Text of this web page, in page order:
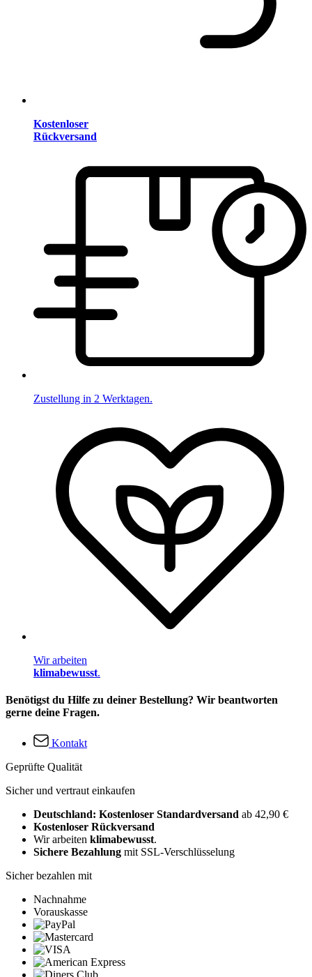
Kostenloser
Rückversand
Zustellung in 2 Werktagen.
Wir arbeiten
klimabewusst.
Benötigst du Hilfe zu deiner Bestellung? Wir beantworten
gerne deine Fragen.
Kontakt
Geprüfte Qualität
Sicher und vertraut einkaufen
Deutschland: Kostenloser Standardversand ab 42,90 €
Kostenloser Rückversand
Wir arbeiten klimabewusst.
Sichere Bezahlung mit SSL-Verschlüsselung
Sicher bezahlen mit
Nachnahme
Vorauskasse